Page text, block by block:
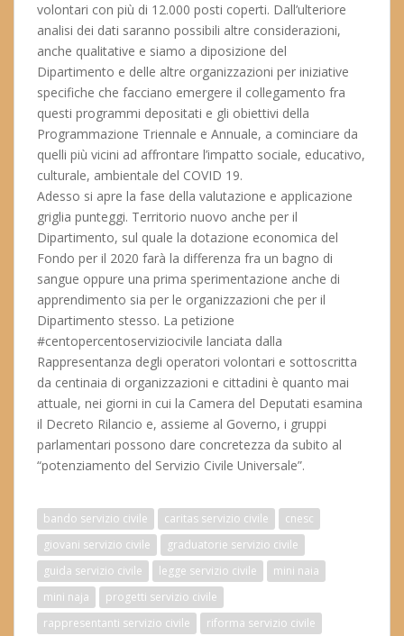
volontari con più di 12.000 posti coperti. Dall’ulteriore
analisi dei dati saranno possibili altre considerazioni,
anche qualitative e siamo a diposizione del
Dipartimento e delle altre organizzazioni per iniziative
specifiche che facciano emergere il collegamento fra
questi programmi depositati e gli obiettivi della
Programmazione Triennale e Annuale, a cominciare da
quelli più vicini ad affrontare l’impatto sociale, educativo,
culturale, ambientale del COVID 19.
Adesso si apre la fase della valutazione e applicazione
griglia punteggi. Territorio nuovo anche per il
Dipartimento, sul quale la dotazione economica del
Fondo per il 2020 farà la differenza fra un bagno di
sangue oppure una prima sperimentazione anche di
apprendimento sia per le organizzazioni che per il
Dipartimento stesso. La petizione
#centopercentoserviziocivile lanciata dalla
Rappresentanza degli operatori volontari e sottoscritta
da centinaia di organizzazioni e cittadini è quanto mai
attuale, nei giorni in cui la Camera del Deputati esamina
il Decreto Rilancio e, assieme al Governo, i gruppi
parlamentari possono dare concretezza da subito al
“potenziamento del Servizio Civile Universale”.
bando servizio civile caritas servizio civile
cnesc
giovani servizio civile
graduatorie servizio civile
guida servizio civile
legge servizio civile
mini naia
mini naja
progetti servizio civile
rappresentanti servizio civile
riforma servizio civile